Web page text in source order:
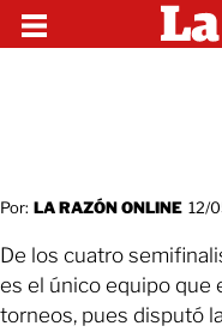
Por: LA RAZÓN ONLINE 12/
De los cuatro
es el único equipo que
torneos, pues disputó